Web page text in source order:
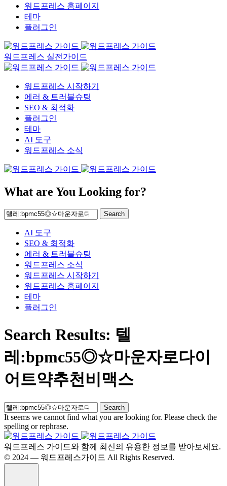
워드프레스 홈페이지
테마
플러그인
워드프레스 실전가이드
워드프레스 시작하기
에러 & 트러블슈팅
SEO & 최적화
플러그인
테마
AI 도구
워드프레스 소식
What are You Looking for?
Search
AI 도구
SEO & 최적화
에러 & 트러블슈팅
워드프레스 소식
워드프레스 시작하기
워드프레스 홈페이지
테마
플러그인
Search Results: 텔
레:bpmc55◎☆마운자로다이
어트약추천비맥스
Search
It seems we cannot find what you are looking for. Please check the
spelling or rephrase.
워드프레스 가이드와 함께 최신의 유용한 정보를 받아보세요.
©️ 2024 — 워드프레스가이드 All Rights Reserved.